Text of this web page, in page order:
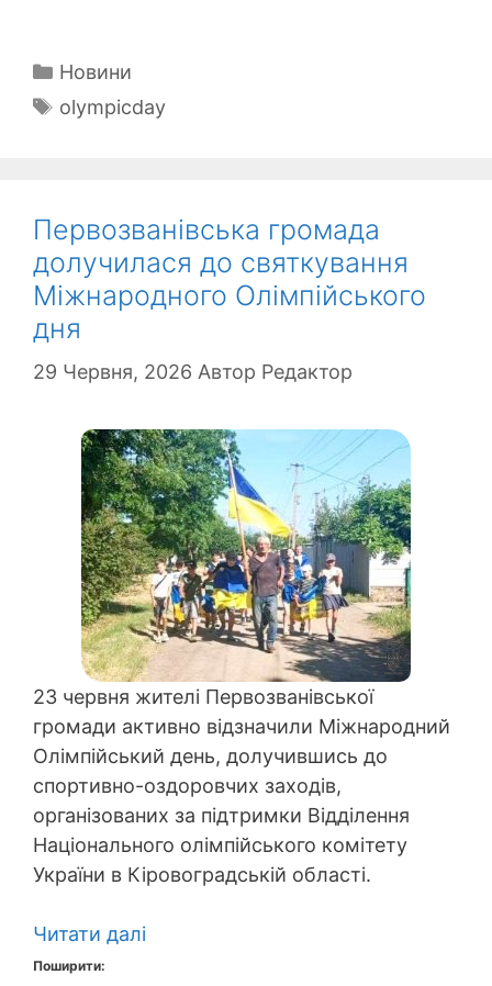
Категорії
Новини
Позначки
olympicday
Первозванівська громада
долучилася до святкування
Міжнародного Олімпійського
дня
29 Червня, 2026 Автор Редактор
23 червня жителі Первозванівської
громади активно відзначили Міжнародний
Олімпійський день, долучившись до
спортивно-оздоровчих заходів,
організованих за підтримки Відділення
Національного олімпійського комітету
України в Кіровоградській області.
Читати далі
Поширити: